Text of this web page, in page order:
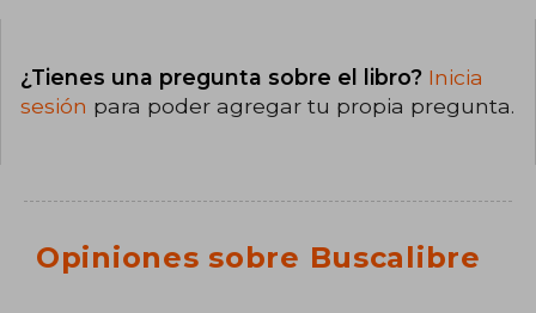
¿Tienes una pregunta sobre el libro? Inicia
sesión para poder agregar tu propia pregunta.
Opiniones sobre Buscalibre